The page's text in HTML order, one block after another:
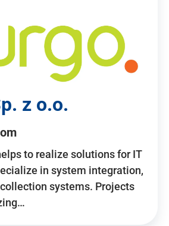
z o.o.
to realize solutions for IT
in system integration,
systems. Projects